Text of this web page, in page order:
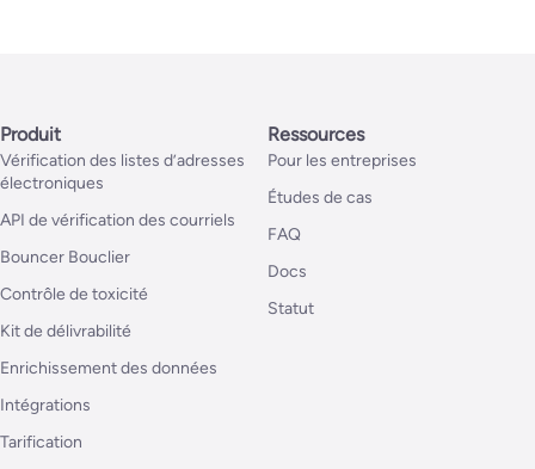
Produit
Vérification des listes d’adresses
électroniques
API de vérification des courriels
Bouncer Bouclier
Contrôle de toxicité
Kit de délivrabilité
Enrichissement des données
Intégrations
Tarification
Ressources
Pour les entreprises
Études de cas
FAQ
Docs
Statut